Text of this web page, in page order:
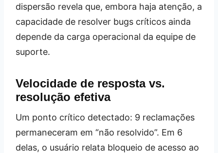
dispersão revela que, embora haja atenção, a
capacidade de resolver bugs críticos ainda
depende da carga operacional da equipe de
suporte.
Velocidade de resposta vs.
resolução efetiva
Um ponto crítico detectado: 9 reclamações
permaneceram em “não resolvido”. Em 6
delas, o usuário relata bloqueio de acesso ao